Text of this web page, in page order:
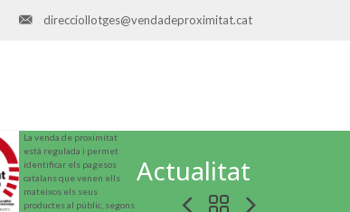
direcciollotges@vendadeproximitat.cat
La venda de proximitat
està regulada i permet
identificar els pagesos
catalans que venen ells
mateixos els seus
productes al públic, segons
Actualitat